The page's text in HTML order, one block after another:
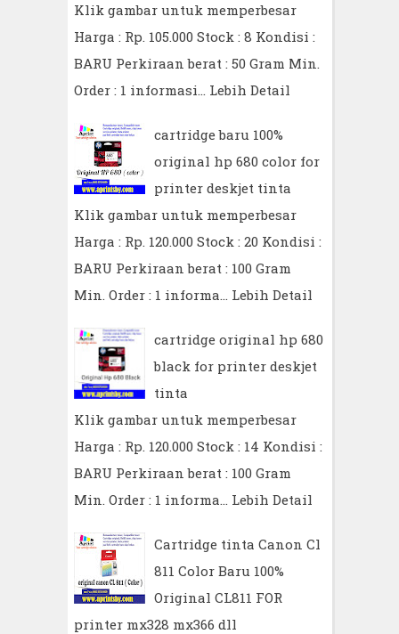
Klik gambar untuk memperbesar
Harga : Rp. 105.000 Stock : 8 Kondisi :
BARU Perkiraan berat : 50 Gram Min.
Order : 1 informasi…
Lebih Detail
cartridge baru 100%
original hp 680 color for
printer deskjet tinta
Klik gambar untuk memperbesar
Harga : Rp. 120.000 Stock : 20 Kondisi :
BARU Perkiraan berat : 100 Gram
Min. Order : 1 informa…
Lebih Detail
cartridge original hp 680
black for printer deskjet
tinta
Klik gambar untuk memperbesar
Harga : Rp. 120.000 Stock : 14 Kondisi :
BARU Perkiraan berat : 100 Gram
Min. Order : 1 informa…
Lebih Detail
Cartridge tinta Canon Cl
811 Color Baru 100%
Original CL811 FOR
printer mx328 mx366 dll